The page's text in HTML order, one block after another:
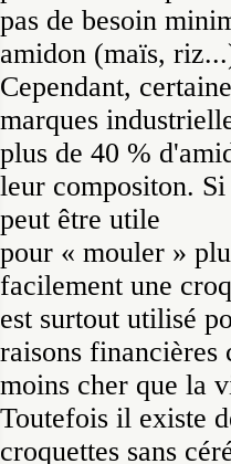
pas de besoin
amidon (maïs,
Cependant,
marques
plus de 40 %
leur compositon.
peut être utile
pour « mouler »
facilement une
est surtout utilisé
raisons financières
moins cher que la
Toutefois il existe
croquettes sans